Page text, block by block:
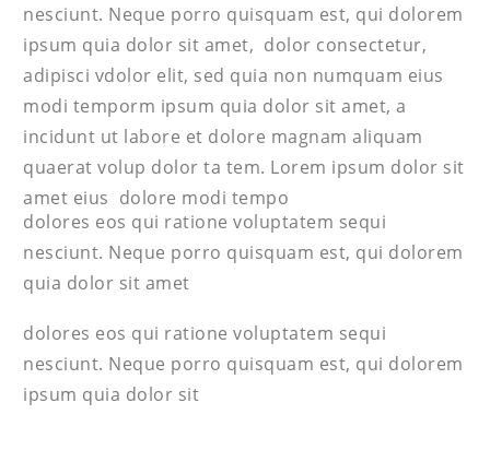
nesciunt. Neque porro quisquam est, qui dolorem
ipsum quia dolor sit amet, dolor consectetur,
adipisci vdolor elit, sed quia non numquam eius
modi temporm ipsum quia dolor sit amet, a
incidunt ut labore et dolore magnam aliquam
quaerat volup dolor ta tem. Lorem ipsum dolor sit
amet eius dolore modi tempo
dolores eos qui ratione voluptatem sequi
nesciunt. Neque porro quisquam est, qui dolorem
quia dolor sit amet
dolores eos qui ratione voluptatem sequi
nesciunt. Neque porro quisquam est, qui dolorem
ipsum quia dolor sit